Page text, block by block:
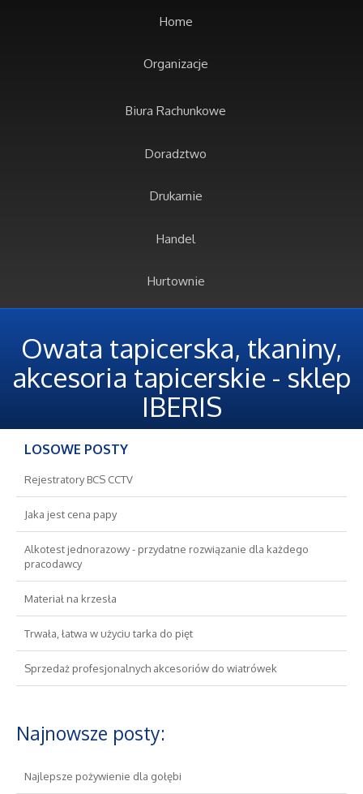
Home
Organizacje
Biura Rachunkowe
Doradztwo
Drukarnie
Handel
Hurtownie
Oferty Pracy
Ubezpieczenia
Banki, Przelewy, Waluty, Kantory
Remonty, Elektryk, Hydraulik
Materiały Budowlane
Owata tapicerska, tkaniny,
akcesoria tapicerskie - sklep
IBERIS
LOSOWE POSTY
Rejestratory BCS CCTV
Jaka jest cena papy
Alkotest jednorazowy - przydatne rozwiązanie dla każdego
pracodawcy
Materiał na krzesła
Trwała, łatwa w użyciu tarka do pięt
Sprzedaż profesjonalnych akcesoriów do wiatrówek
Najnowsze posty:
Najlepsze pożywienie dla gołębi